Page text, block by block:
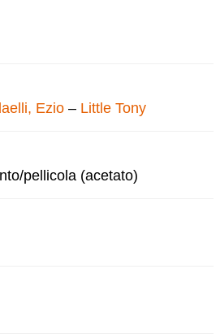
Ezio – Little Tony
pellicola (acetato)